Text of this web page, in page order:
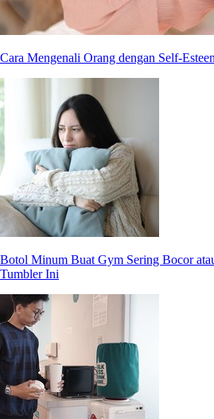
Cara Mengenali Orang dengan Self-
Botol Minum Buat Gym Sering Bocor
Tumbler Ini